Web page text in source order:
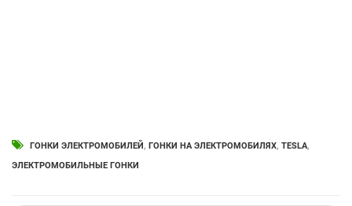
ГОНКИ ЭЛЕКТРОМОБИЛЕЙ, ГОНКИ НА ЭЛЕКТРОМОБИЛЯХ, TESLA,
ЭЛЕКТРОМОБИЛЬНЫЕ ГОНКИ